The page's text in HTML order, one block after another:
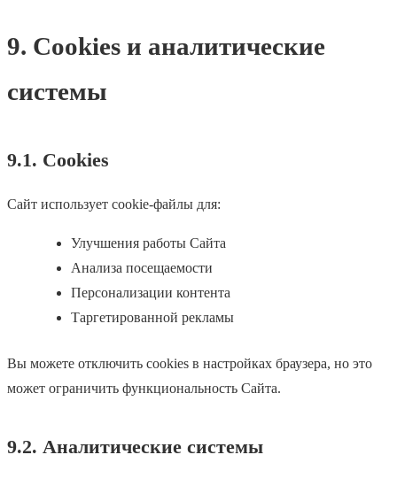
9. Cookies и аналитические
системы
9.1. Cookies
Сайт использует cookie-файлы для:
Улучшения работы Сайта
Анализа посещаемости
Персонализации контента
Таргетированной рекламы
Вы можете отключить cookies в настройках браузера, но это
может ограничить функциональность Сайта.
9.2. Аналитические системы